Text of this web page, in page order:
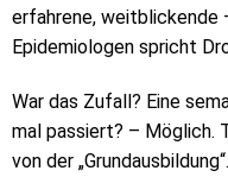
erfahrene, weitblickende
Epidemiologen spricht
War das Zufall? Eine
mal passiert? – Möglich.
von der